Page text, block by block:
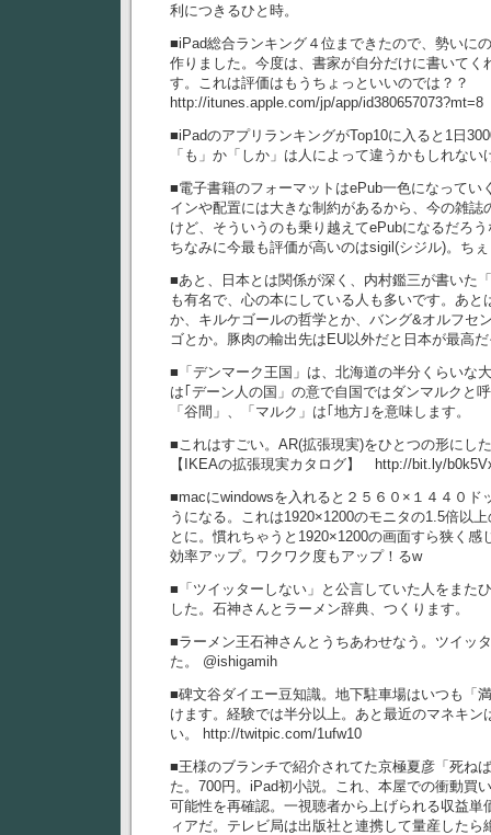
利につきるひと時。
■iPad総合ランキング４位まできたので、勢いに
作りました。今度は、書家が自分だけに書いてく
す。これは評価はもうちょっといいのでは？？
http://itunes.apple.com/jp/app/id380657073?mt=8
■iPadのアプリランキングがTop10に入ると1日
「も」か「しか」は人によって違うかもしれない
■電子書籍のフォーマットはePub一色になってい
インや配置には大きな制約があるから、今の雑誌
けど、そういうのも乗り越えてePubになるだろ
ちなみに今最も評価が高いのはsigil(シジル)。ち
■あと、日本とは関係が深く、内村鑑三が書いた
も有名で、心の本にしている人も多いです。あと
か、キルケゴールの哲学とか、バング&オルフセ
ゴとか。豚肉の輸出先はEU以外だと日本が最高
■「デンマーク王国」は、北海道の半分くらいな
は｢デーン人の国」の意で自国ではダンマルクと
「谷間」、「マルク」は｢地方｣を意味します。
■これはすごい。AR(拡張現実)をひとつの形にし
【IKEAの拡張現実カタログ】 http://bit.ly/
■macにwindowsを入れると２５６０×１４４０ド
うになる。これは1920×1200のモニタの1.5倍以
とに。慣れちゃうと1920×1200の画面すら狭く感
効率アップ。ワクワク度もアップ！るw
■「ツイッターしない」と公言していた人をまた
した。石神さんとラーメン辞典、つくります。
■ラーメン王石神さんとうちあわせなう。ツイッ
た。 @ishigamih
■碑文谷ダイエー豆知識。地下駐車場はいつも「
けます。経験では半分以上。あと最近のマネキン
い。 http://twitpic.com/1ufw10
■王様のブランチで紹介されてた京極夏彦「死ね
た。700円。iPad初小説。これ、本屋での衝動買
可能性を再確認。一視聴者から上げられる収益単
ィアだ。テレビ局は出版社と連携して量産したら